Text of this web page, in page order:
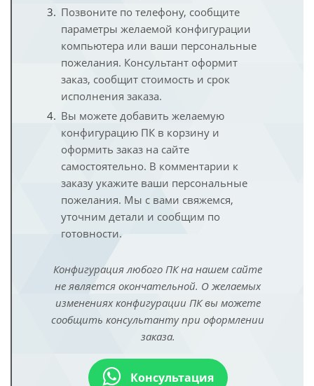
Позвоните по телефону, сообщите
параметры желаемой конфигурации
компьютера или ваши персональные
пожелания. Консультант оформит
заказ, сообщит стоимость и срок
исполнения заказа.
Вы можете добавить желаемую
конфигурацию ПК в корзину и
оформить заказ на сайте
самостоятельно. В комментарии к
заказу укажите ваши персональные
пожелания. Мы с вами свяжемся,
уточним детали и сообщим по
готовности.
Конфигурация любого ПК на нашем сайте
не является окончательной. О желаемых
изменениях конфигурации ПК вы можете
сообщить консультанту при оформлении
заказа.
Консультация